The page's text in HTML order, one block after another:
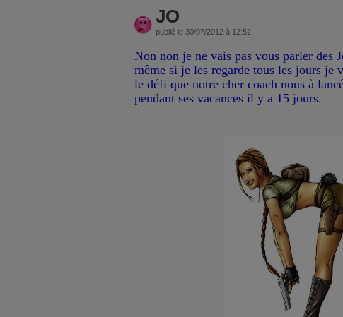
JO
publié le 30/07/2012 à 12:52
Non non je ne vais pas vous parler des
même si je les regarde tous les jours je
le défi que notre cher coach nous à
pendant ses vacances il y a 15 jours.